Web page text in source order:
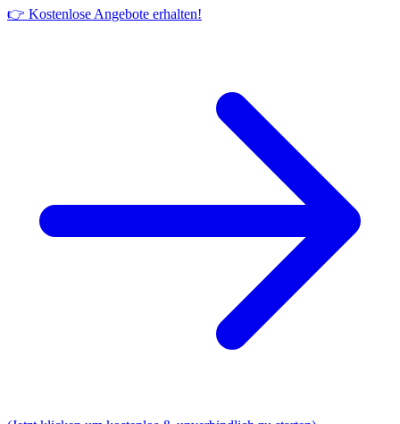
👉 Kostenlose Angebote erhalten!